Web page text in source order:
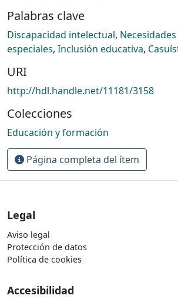
Palabras clave
Discapacidad intelectual,
especiales, Inclusión educativa,
URI
http://hdl.handle.net/11181/3158
Colecciones
Educación y formación
Página completa del ítem
Legal
Aviso legal
Protección de datos
Política de cookies
Accesibilidad